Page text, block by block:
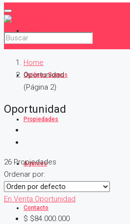
Inicio
Quiénes Somos
Propiedades
Agentes
Contacto
Home
Oportunidad
(Página 2)
Oportunidad
26 Propiedades
Ordenar por:
En Venta Oportunidad
$ $84.000.000